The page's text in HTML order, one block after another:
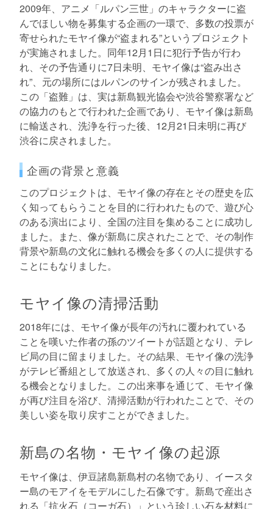
2009年、アニメ「ルパン三世」のキャラクターに盗
んでほしい物を募集する企画の一環で、多数の投票が
寄せられたモヤイ像が“盗まれる”というプロジェクト
が実施されました。同年12月1日に犯行予告が行わ
れ、その予告通りに7日未明、モヤイ像は“盗み出さ
れ”、元の場所にはルパンのサインが残されました。
この「盗難」は、実は新島観光協会や渋谷警察署など
の協力のもとで行われた企画であり、モヤイ像は新島
に輸送され、洗浄を行った後、12月21日未明に再び
渋谷に戻されました。
企画の背景と意義
このプロジェクトは、モヤイ像の存在とその歴史を広
く知ってもらうことを目的に行われたもので、遊び心
のある演出により、全国の注目を集めることに成功し
ました。また、像が新島に戻されたことで、その制作
背景や新島の文化に触れる機会を多くの人に提供する
ことにもなりました。
モヤイ像の清掃活動
2018年には、モヤイ像が長年の汚れに覆われている
ことを嘆いた作者の孫のツイートが話題となり、テレ
ビ局の目に留まりました。その結果、モヤイ像の洗浄
がテレビ番組として放送され、多くの人々の目に触れ
る機会となりました。この出来事を通じて、モヤイ像
が再び注目を浴び、清掃活動が行われたことで、その
美しい姿を取り戻すことができました。
新島の名物・モヤイ像の起源
モヤイ像は、伊豆諸島新島村の名物であり、イースタ
ー島のモアイをモデルにした石像です。新島で産出さ
れる「抗火石（コーガ石）」という珍しい石を材料に